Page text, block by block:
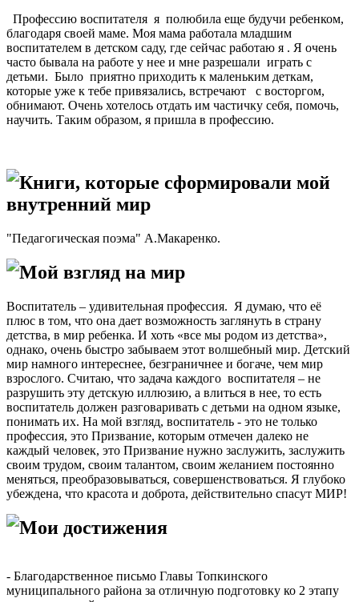
Профессию воспитателя я полюбила еще будучи ребенком,
благодаря своей маме. Моя мама работала младшим
воспитателем в детском саду, где сейчас работаю я . Я очень
часто бывала на работе у нее и мне разрешали играть с
детьми. Было приятно приходить к маленьким деткам,
которые уже к тебе привязались, встречают с восторгом,
обнимают. Очень хотелось отдать им частичку себя, помочь,
научить. Таким образом, я пришла в профессию.
Книги, которые сформировали мой
внутренний мир
"Педагогическая поэма" А.Макаренко.
Мой взгляд на мир
Воспитатель – удивительная профессия. Я думаю, что её
плюс в том, что она дает возможность заглянуть в страну
детства, в мир ребенка. И хоть «все мы родом из детства»,
однако, очень быстро забываем этот волшебный мир. Детский
мир намного интереснее, безграничнее и богаче, чем мир
взрослого. Считаю, что задача каждого воспитателя – не
разрушить эту детскую иллюзию, а влиться в нее, то есть
воспитатель должен разговаривать с детьми на одном языке,
понимать их. На мой взгляд, воспитатель - это не только
профессия, это Призвание, которым отмечен далеко не
каждый человек, это Призвание нужно заслужить, заслужить
своим трудом, своим талантом, своим желанием постоянно
меняться, преобразовываться, совершенствоваться. Я глубоко
убеждена, что красота и доброта, действительно спасут МИР!
Мои достижения
- Благодарственное письмо Главы Топкинского
муниципального района за отличную подготовку ко 2 этапу